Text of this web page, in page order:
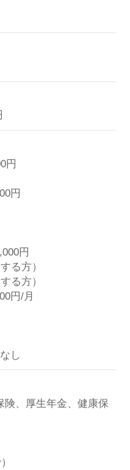
円
円
円
る方）
る方）
円/月
し
険、厚生年金、健康保